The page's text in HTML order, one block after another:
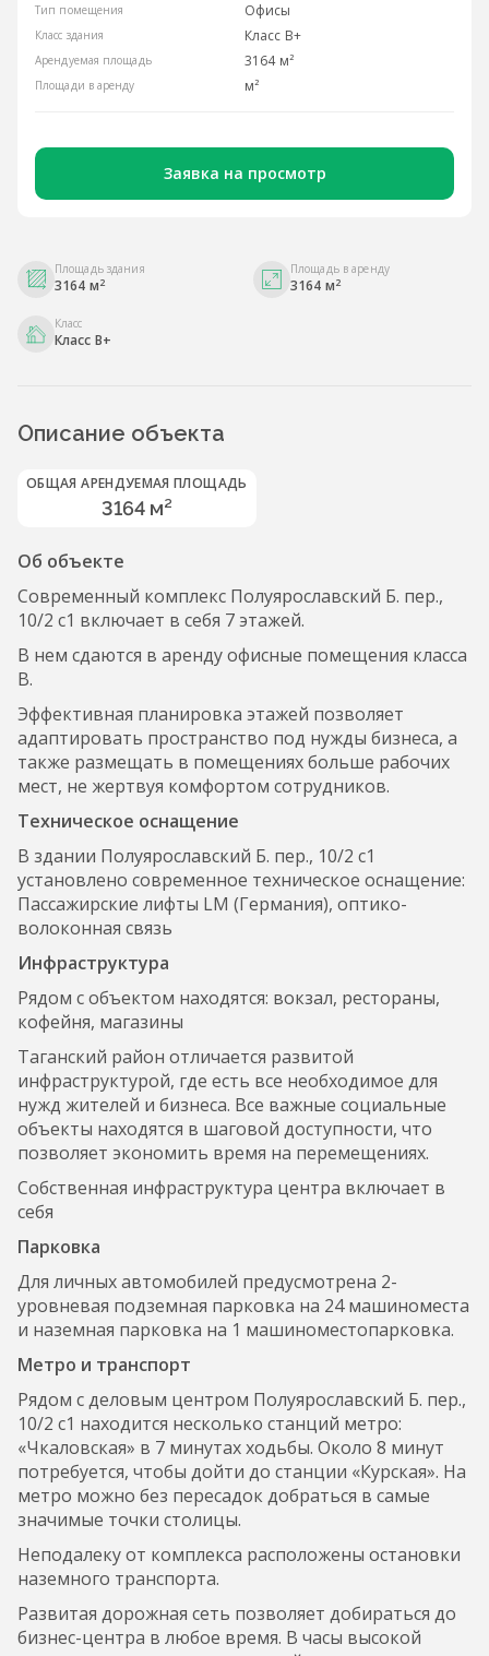
Тип помещения Офисы
Класс здания Класс B+
Арендуемая площадь 3164 м²
Площади в аренду м²
Заявка на просмотр
Площадь здания
3164 м2
Площадь в аренду
3164 м2
Класс
Класс B+
Описание объекта
ОБЩАЯ АРЕНДУЕМАЯ ПЛОЩАДЬ
3164 м²
Об объекте
Современный комплекс Полуярославский Б. пер.,
10/2 с1 включает в себя 7 этажей.
В нем сдаются в аренду офисные помещения класса
B.
Эффективная планировка этажей позволяет
адаптировать пространство под нужды бизнеса, а
также размещать в помещениях больше рабочих
мест, не жертвуя комфортом сотрудников.
Техническое оснащение
В здании Полуярославский Б. пер., 10/2 с1
установлено современное техническое оснащение:
Пассажирские лифты LM (Германия), оптико-
волоконная связь
Инфраструктура
Рядом с объектом находятся: вокзал, рестораны,
кофейня, магазины
Таганский район отличается развитой
инфраструктурой, где есть все необходимое для
нужд жителей и бизнеса. Все важные социальные
объекты находятся в шаговой доступности, что
позволяет экономить время на перемещениях.
Собственная инфраструктура центра включает в
себя
Парковка
Для личных автомобилей предусмотрена 2-
уровневая подземная парковка на 24 машиноместа
и наземная парковка на 1 машиноместопарковка.
Метро и транспорт
Рядом с деловым центром Полуярославский Б. пер.,
10/2 с1 находится несколько станций метро:
«Чкаловская» в 7 минутах ходьбы. Около 8 минут
потребуется, чтобы дойти до станции «Курская». На
метро можно без пересадок добраться в самые
значимые точки столицы.
Неподалеку от комплекса расположены остановки
наземного транспорта.
Развитая дорожная сеть позволяет добираться до
бизнес-центра в любое время. В часы высокой